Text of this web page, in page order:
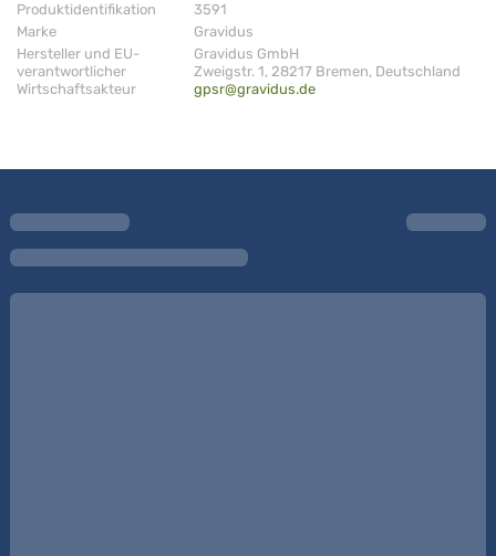
Produktidentifikation
3591
Marke
Gravidus
Hersteller und EU-
verantwortlicher
Wirtschaftsakteur
Gravidus GmbH
Zweigstr. 1, 28217 Bremen, Deutschland
gpsr@gravidus.de